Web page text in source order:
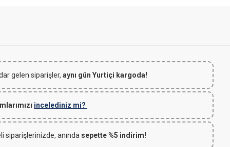
gelen siparişler, aynı gün Yurtiçi kargoda!
incelediniz mi?
siparişlerinizde, anında sepette %5 indirim!